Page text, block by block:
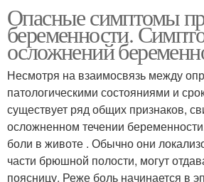
Опасные симптомы
беременности.
осложнений
Несмотря на взаимосвязь между
патологическими состояниями и
существует ряд общих признаков,
осложненном течении
боли в животе . Обычно они
части брюшной полости, могут
поясницу. Реже боль начинается в